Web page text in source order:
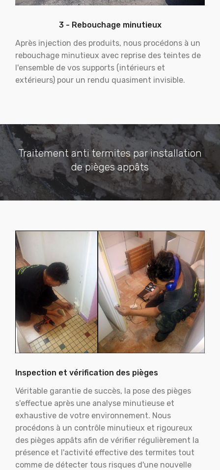
3 - Rebouchage minutieux
Après injection des produits, nous procédons à un
rebouchage minutieux avec reprise des teintes de
l'ensemble de vos supports (intérieurs et
extérieurs) pour un rendu quasiment invisible.
Traitement anti termites par installation
de pièges appâts
Inspection et vérification des pièges
Véritable garantie de succès, la pose des pièges
s'effectue après une analyse minutieuse et
exhaustive de votre environnement. Nous
procédons à un contrôle minutieux et rigoureux
des pièges appâts afin de vérifier régulièrement la
présence et l'activité effective des termites tout
comme de détecter tous risques d'une nouvelle